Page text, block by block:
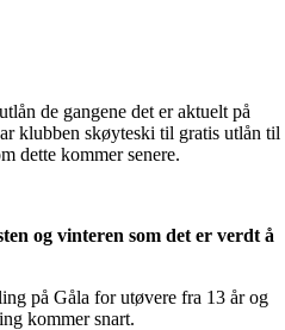
de gangene det er aktuelt på
klubben skøyteski til gratis utlån til
dette kommer senere.
og vinteren som det er verdt å
på Gåla for utøvere fra 13 år og
kommer snart.